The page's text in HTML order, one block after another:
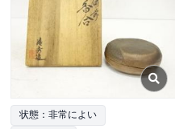
状態：非常によい